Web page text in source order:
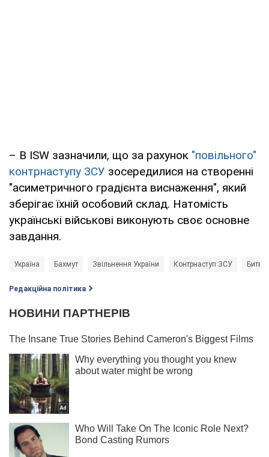
– В ISW зазначили, що за рахунок "повільного"
контрнаступу ЗСУ зосередилися на створенні
"асиметричного градієнта виснаження", який
зберігає їхній особовий склад. Натомість
українські військові виконують своє основне
завдання.
Україна Бахмут Звільнення України Контрнаступ ЗСУ
Редакційна політика